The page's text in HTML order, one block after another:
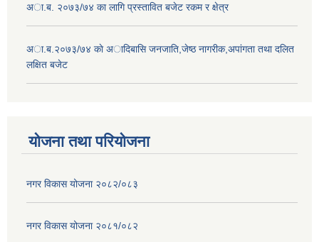
अा.ब. २०७३/७४ का लागि प्रस्तावित बजेट रकम र क्षेत्र
अा.ब.२०७३/७४ काे अादिबासि जनजाति,जेष्ठ नागरीक,अपांगता तथा दलित
लक्षित बजेट
योजना तथा परियोजना
नगर विकास योजना २०८२/०८३
नगर विकास योजना २०८१/०८२